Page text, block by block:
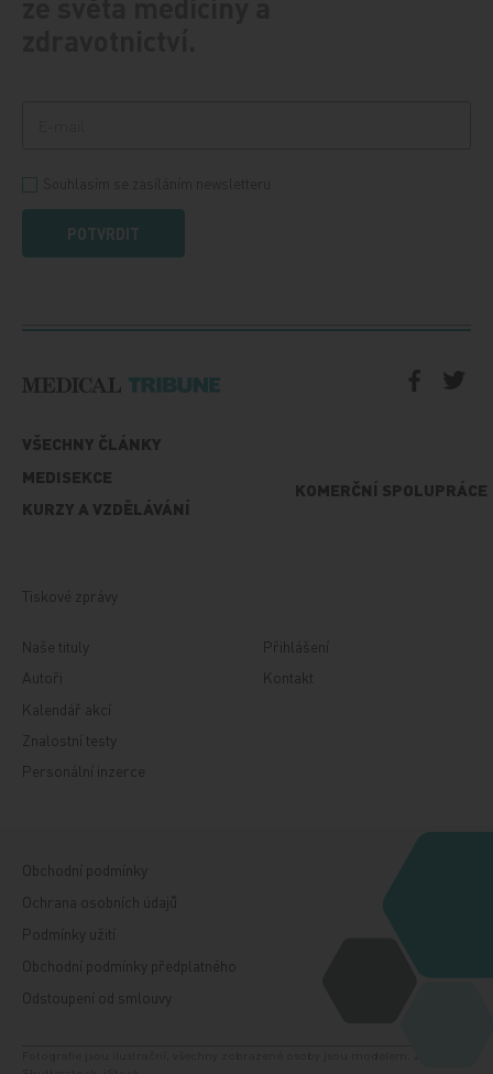
POTVRDIT
VŠECHNY ČLÁNKY
MEDISEKCE
KURZY A VZDĚLÁVÁNÍ
KOMERČNÍ SPOLUPRÁCE
Tiskové zprávy
Naše tituly
Autoři
Kalendář akcí
Znalostní testy
Personální inzerce
Přihlášení
Kontakt
Obchodní podmínky
Ochrana osobních údajů
Podmínky užití
Obchodní podmínky předplatného
Odstoupení od smlouvy